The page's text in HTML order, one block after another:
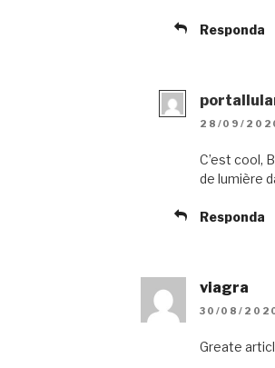
Responda
28/09/
C’est cool,
de lumière
Responda
viagra
30/08/
Greate